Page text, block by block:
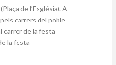
de l’Església). A
carrers del poble
carrer de la festa
la festa